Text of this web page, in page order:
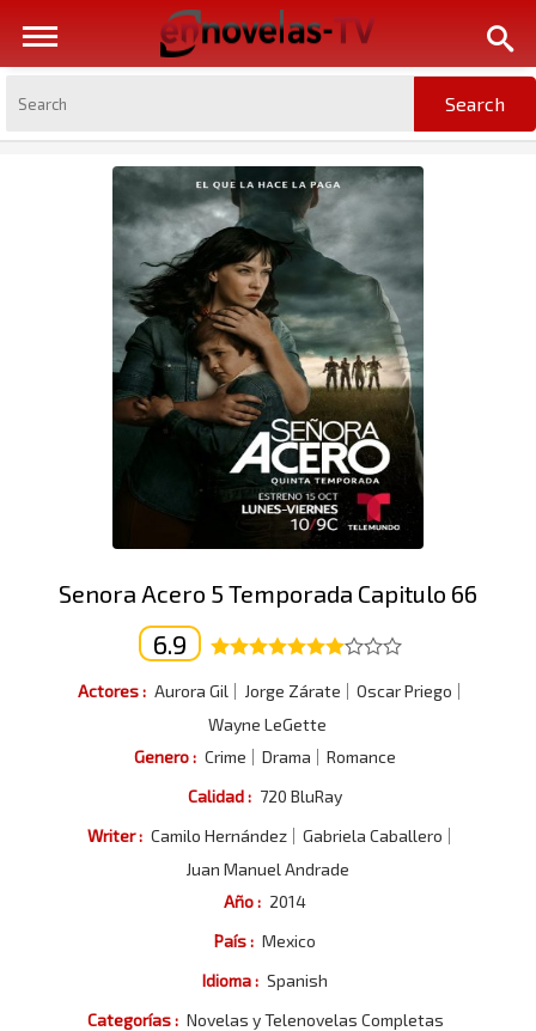
Senora Acero 5 Temporada Capitulo 66
6.9
Actores : Aurora Gil Jorge Zárate
Oscar Priego
Wayne LeGette
Genero : Crime Drama
Romance
Calidad : 720 BluRay
Writer : Camilo Hernández
Gabriela Caballero
Juan Manuel Andrade
Año : 2014
País : Mexico
Idioma : Spanish
Categorías : Novelas y Telenovelas Completas